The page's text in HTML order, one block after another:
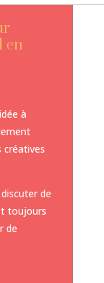
en
à
créatives
de
toujours
de